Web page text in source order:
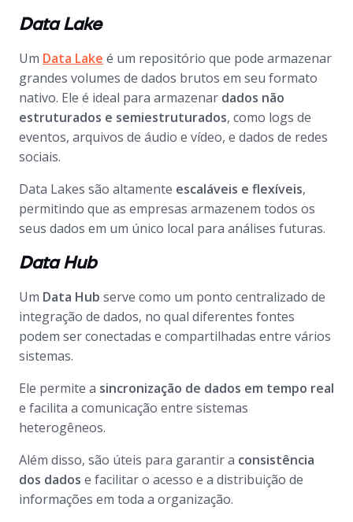
Data Lake
Um Data Lake é um repositório que pode armazenar
grandes volumes de dados brutos em seu formato
nativo. Ele é ideal para armazenar dados não
estruturados e semiestruturados, como logs de
eventos, arquivos de áudio e vídeo, e dados de redes
sociais.
Data Lakes são altamente escaláveis e flexíveis,
permitindo que as empresas armazenem todos os
seus dados em um único local para análises futuras.
Data Hub
Um Data Hub serve como um ponto centralizado de
integração de dados, no qual diferentes fontes
podem ser conectadas e compartilhadas entre vários
sistemas.
Ele permite a sincronização de dados em tempo real
e facilita a comunicação entre sistemas
heterogêneos.
Além disso, são úteis para garantir a consistência
dos dados e facilitar o acesso e a distribuição de
informações em toda a organização.